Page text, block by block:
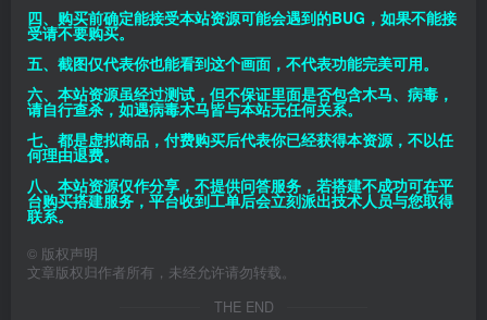
四、购买前确定能接受本站资源可能会遇到的BUG，如果不能接
受请不要购买。
五、截图仅代表你也能看到这个画面，不代表功能完美可用。
六、本站资源虽经过测试，但不保证里面是否包含木马、病毒，
请自行查杀，如遇病毒木马皆与本站无任何关系。
七、都是虚拟商品，付费购买后代表你已经获得本资源，不以任
何理由退费。
八、本站资源仅作分享，不提供问答服务，若搭建不成功可在平
台购买搭建服务，平台收到工单后会立刻派出技术人员与您取得
联系。
© 版权声明
文章版权归作者所有，未经允许请勿转载。
THE END